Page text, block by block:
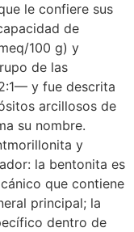
le confiere sus
de
100 g) y
de las
y fue descrita
arcillosos de
su nombre.
y
la bentonita es
que contiene
principal; la
dentro de